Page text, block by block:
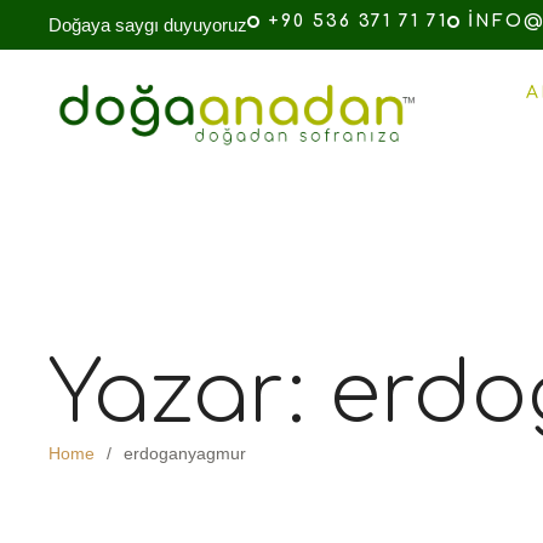
Doğaya saygı duyuyoruz +90 536 371 71 71
Yazar:
Home / erdoganyagmur